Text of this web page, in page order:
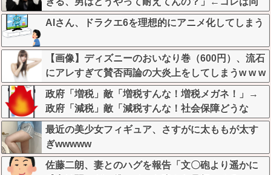
意せざるおえないと話題に
AIさん、ドラクエ6を理想的にアニメ化してしまう
【画像】ディズニーのおいなり巻（600円）、流石
にアレすぎて賛否両論の大炎上をしてしまうw w w
w w w w
政府「増税」敵「増税すんな！増税メガネ！」→
政府「減税」敵「減税すんな！社会保障どうな
る！」
最近の美少女フィギュア、さすがに太ももが太す
ぎwwwww
佐藤二朗、妻とのハグを報告「文〇砲より遥かに